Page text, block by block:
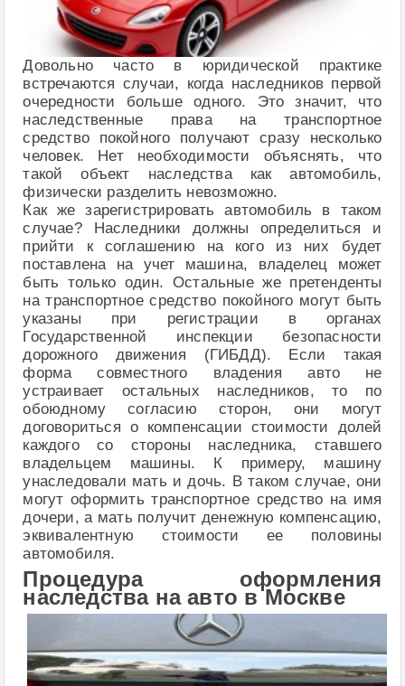
Довольно часто в юридической практике
встречаются случаи, когда наследников первой
очередности больше одного. Это значит, что
наследственные права на транспортное
средство покойного получают сразу несколько
человек. Нет необходимости объяснять, что
такой объект наследства как автомобиль,
физически разделить невозможно.
Как же зарегистрировать автомобиль в таком
случае? Наследники должны определиться и
прийти к соглашению на кого из них будет
поставлена на учет машина, владелец может
быть только один. Остальные же претенденты
на транспортное средство покойного могут быть
указаны при регистрации в органах
Государственной инспекции безопасности
дорожного движения (ГИБДД). Если такая
форма совместного владения авто не
устраивает остальных наследников, то по
обоюдному согласию сторон, они могут
договориться о компенсации стоимости долей
каждого со стороны наследника, ставшего
владельцем машины. К примеру, машину
унаследовали мать и дочь. В таком случае, они
могут оформить транспортное средство на имя
дочери, а мать получит денежную компенсацию,
эквивалентную стоимости ее половины
автомобиля.
Процедура оформления
наследства на авто в Москве